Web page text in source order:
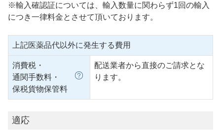
※輸入確認証については、輸入数量に関わらず1回の輸入
につき一律料金とさせて頂いております。
上記医薬品代以外に発生する費用
消費税・
通関手数料・
保税貨物保管料
配送業者から直接のご請求とな
ります。
適応